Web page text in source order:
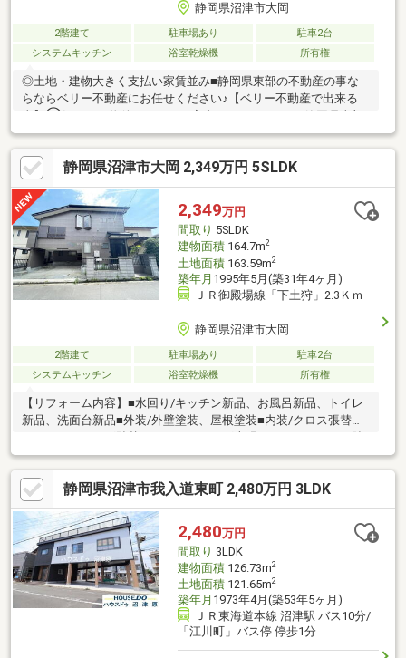
静岡県沼津市大岡
2階建て 駐車場あり
駐車2台
システムキッチン
浴室乾燥機 所有権
◎土地・建物大きく支払い家賃並み■静岡県東部の不動産の事な
らならベリー不動産にお任せください♪【ベリー不動産で出来る
の新築ならほぼ全ての物件ご案内可能です♪②住宅ローンの事前
審査を『無料』で代行いたします！ ※FP技能士がご相談を受け
お客様にあった金融機関をご提案♪③購入後のサポートをいたし
ます！ ※買ったあとが本当のお付き合いです♪お家の不具合や税
申告・補助金申請もお手伝い♪④購入後のリフォーム工事・外構
工事を自社で承ります♪自社でできるから金額もお安くすることが
可能です♪
静岡県沼津市大岡 2,349万円 5SLDK
2,349万円
間取り 5SLDK
建物面積164.7m2
土地面積163.59m2
築年月 1995年5月(築31年4ヶ月)
ＪＲ御殿場線「下土狩」2.3Ｋｍ
静岡県沼津市大岡
2階建て 駐車場あり
駐車2台
システムキッチン
浴室乾燥機 所有権
【リフォーム内容】■水回り/キッチン新品、お風呂新品、トイレ
新品、洗面台新品■外装/外壁塗装、屋根塗装■内装/クロス張替
り、畳表替え、障子貼替え、クッションフロア張替え、一部建具
交換■その他/室内クリーニング、白蟻点検
静岡県沼津市我入道東町 2,480万円 3LDK
2,480万円
間取り 3LDK
建物面積126.73m2
土地面積121.65m2
築年月 1973年4月(築53年5ヶ月)
ＪＲ東海道本線 沼津駅 バス10分/
「江川町」バス停 停歩1分